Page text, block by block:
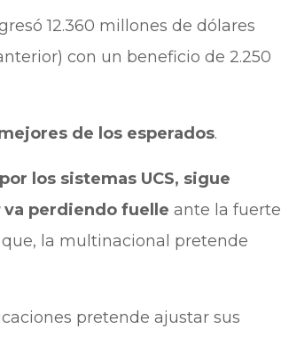
12.360 millones de dólares
con un beneficio de 2.250
de los esperados.
los sistemas UCS, sigue
va perdiendo fuelle ante la fuerte
la multinacional pretende
pretende ajustar sus